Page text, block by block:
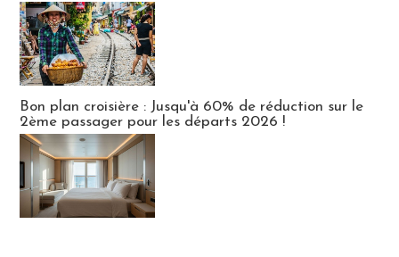
Bon plan croisière : Jusqu'à 60% de réduction sur le
2ème passager pour les départs 2026 !